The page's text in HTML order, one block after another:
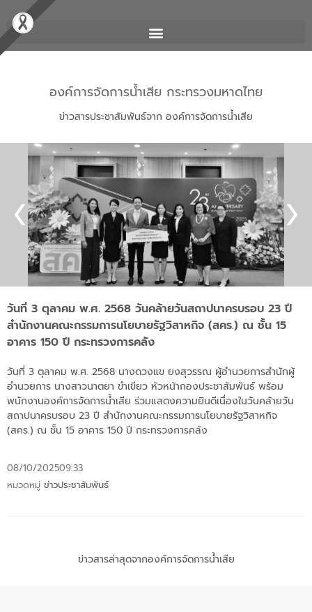
องค์การจัดการน้ำเสีย กระทรวงมหาดไทย
ข่าวสารประชาสัมพันธ์จาก องค์การจัดการน้ำเสีย
วันที่ 3 ตุลาคม พ.ศ. 2568 วันคล้ายวันสถาปนาครบรอบ 23 ปี
สำนักงานคณะกรรมการนโยบายรัฐวิสาหกิจ (สคร.) ณ ชั้น 15
อาคาร 150 ปี กระทรวงการคลัง
วันที่ 3 ตุลาคม พ.ศ. 2568 นางดวงแข ยงสุวรรณ ผู้อำนวยการสำนักผู้
อำนวยการ นางสาวนาตยา ขำเขียว หัวหน้ากองประชาสัมพันธ์ พร้อม
พนักงานองค์การจัดการน้ำเสีย ร่วมแสดงความยินดีเนื่องในวันคล้ายวัน
สถาปนาครบรอบ 23 ปี สำนักงานคณะกรรมการนโยบายรัฐวิสาหกิจ
(สคร.) ณ ชั้น 15 อาคาร 150 ปี กระทรวงการคลัง
08/10/202509:33
หมวดหมู่ ข่าวประชาสัมพันธ์
ข่าวสารล่าสุดจากองค์การจัดการน้ำเสีย